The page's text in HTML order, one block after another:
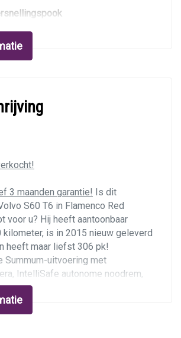
verstelbaar
voor
snelheidsafhankelijk
systeem
regeling
emergency braking
systeem
system
3 maanden garantie! Is dit
S60 T6 in Flamenco Red
voor u? Hij heeft aantoonbaar
is in 2015 nieuw geleverd
heeft maar liefst 306 pk!
Summum-uitvoering met
, IntelliSafe autonome noodrem,
radio met Harman Kardon
system, stuurwiel- en
beige lederen bekleding, houtinleg